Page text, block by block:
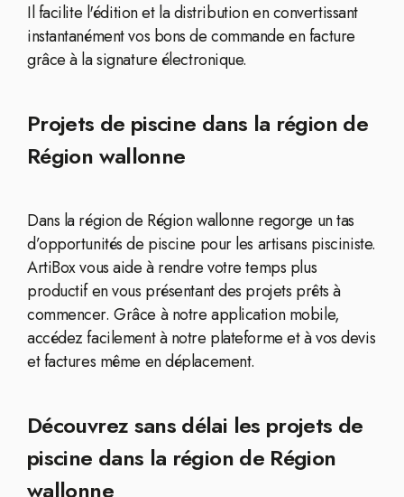
Il facilite l'édition et la distribution en convertissant
instantanément vos bons de commande en facture
grâce à la signature électronique.
Projets de piscine dans la région de
Région wallonne
Dans la région de Région wallonne regorge un tas
d’opportunités de piscine pour les artisans pisciniste.
ArtiBox vous aide à rendre votre temps plus
productif en vous présentant des projets prêts à
commencer. Grâce à notre application mobile,
accédez facilement à notre plateforme et à vos devis
et factures même en déplacement.
Découvrez sans délai les projets de
piscine dans la région de Région
wallonne